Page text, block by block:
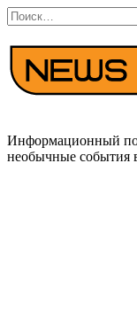
Перейти
к
содержанию
Search
for:
Информационный
необычные события